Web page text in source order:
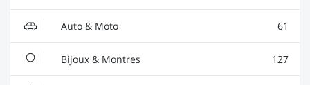
Auto & Moto 61
Bijoux & Montres 127